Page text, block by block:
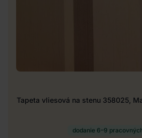
Tapeta vliesová na stenu 358025,
dodanie 6–9